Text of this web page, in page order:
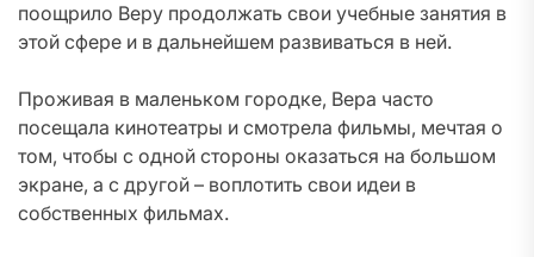
поощрило Веру продолжать свои учебные занятия в
этой сфере и в дальнейшем развиваться в ней.
Проживая в маленьком городке, Вера часто
посещала кинотеатры и смотрела фильмы, мечтая о
том, чтобы с одной стороны оказаться на большом
экране, а с другой – воплотить свои идеи в
собственных фильмах.